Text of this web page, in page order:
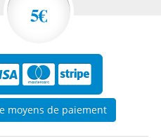
5€
moyens de paiement